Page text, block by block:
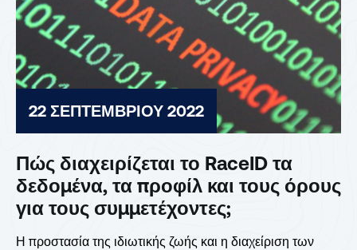
22 ΣΕΠΤΕΜΒΡΊΟΥ 2022
Πώς διαχειρίζεται το RaceID τα
δεδομένα, τα προφίλ και τους όρους
για τους συμμετέχοντες;
Η προστασία της ιδιωτικής ζωής και η διαχείριση των